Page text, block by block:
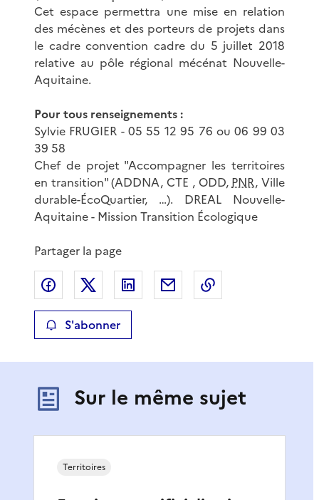
Cet espace permettra une mise en relation
des mécènes et des porteurs de projets dans
le cadre convention cadre du 5 juillet 2018
relative au pôle régional mécénat Nouvelle-
Aquitaine.
Pour tous renseignements :
Sylvie FRUGIER - 05 55 12 95 76 ou 06 99 03
39 58
Chef de projet "Accompagner les territoires
en transition" (ADDNA, CTE , ODD, PNR, Ville
durable-ÉcoQuartier, …). DREAL Nouvelle-
Aquitaine - Mission Transition Écologique
Partager la page
Partager sur Facebook
Partager sur XPartager sur LinkedIn
Partager par email
S'abonner
Sur le même sujet
Territoires